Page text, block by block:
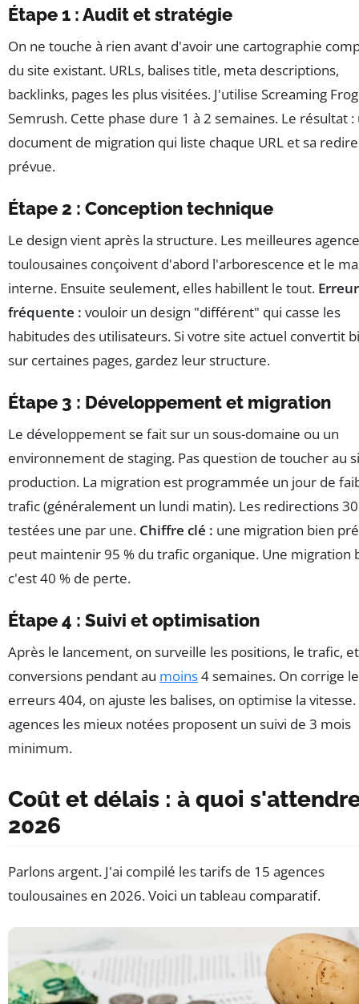
Étape 1 : Audit et stratégie
On ne touche à rien avant d'avoir une cartographie
du site existant. URLs, balises title, meta descriptions,
backlinks, pages les plus visitées. J'utilise Screaming
Semrush. Cette phase dure 1 à 2 semaines. Le résultat :
document de migration qui liste chaque URL et sa
prévue.
Étape 2 : Conception technique
Le design vient après la structure. Les meilleures
toulousaines conçoivent d'abord l'arborescence et le
interne. Ensuite seulement, elles habillent le tout. Erreur
fréquente : vouloir un design "différent" qui casse les
habitudes des utilisateurs. Si votre site actuel convertit
sur certaines pages, gardez leur structure.
Étape 3 : Développement et migration
Le développement se fait sur un sous-domaine ou un
environnement de staging. Pas question de toucher au
production. La migration est programmée un jour de
trafic (généralement un lundi matin). Les redirections
testées une par une. Chiffre clé : une migration bien
peut maintenir 95 % du trafic organique. Une migration
c'est 40 % de perte.
Étape 4 : Suivi et optimisation
Après le lancement, on surveille les positions, le trafic,
conversions pendant au moins4 semaines. On corrige
erreurs 404, on ajuste les balises, on optimise la vitesse.
agences les mieux notées proposent un suivi de 3 mois
minimum.
Coût et délais : à quoi
2026
Parlons argent. J'ai compilé les tarifs de 15 agences
toulousaines en 2026. Voici un tableau comparatif.